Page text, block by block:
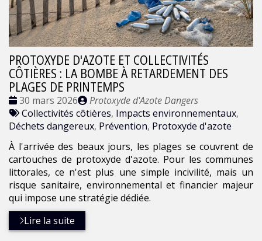
PROTOXYDE D'AZOTE ET COLLECTIVITÉS
CÔTIÈRES : LA BOMBE À RETARDEMENT DES
PLAGES DE PRINTEMPS
Date
:
30 mars 2026
Publié
par
Protoxyde d'Azote Dangers
Tags
:
Collectivités côtières, Impacts environnementaux,
Déchets dangereux, Prévention, Protoxyde d'azote
À l'arrivée des beaux jours, les plages se couvrent de
cartouches de protoxyde d'azote. Pour les communes
littorales, ce n'est plus une simple incivilité, mais un
risque sanitaire, environnemental et financier majeur
qui impose une stratégie dédiée.
Lire la suite